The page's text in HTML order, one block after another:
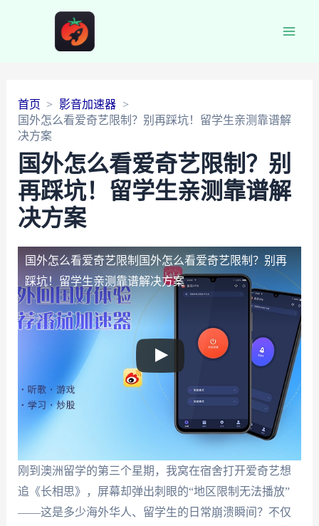
首页
影音加速器
国外怎么看爱奇艺限制？别再踩坑！留学生亲测靠谱解
决方案
国外怎么看爱奇艺限制？别
再踩坑！留学生亲测靠谱解
决方案
国外怎么看爱奇艺限制 国外怎么看爱奇艺限制？别再
踩坑！留学生亲测靠谱解决方案
刚到澳洲留学的第三个星期，我窝在宿舍打开爱奇艺想
追《长相思》，屏幕却弹出刺眼的“地区限制无法播放”
——这是多少海外华人、留学生的日常崩溃瞬间？不仅